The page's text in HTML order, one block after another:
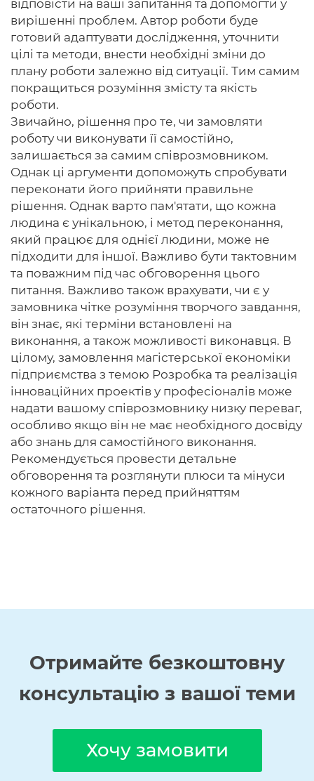
відповісти на ваші запитання та допомогти у
вирішенні проблем. Автор роботи буде
готовий адаптувати дослідження, уточнити
цілі та методи, внести необхідні зміни до
плану роботи залежно від ситуації. Тим самим
покращиться розуміння змісту та якість
роботи.
Звичайно, рішення про те, чи замовляти
роботу чи виконувати її самостійно,
залишається за самим співрозмовником.
Однак ці аргументи допоможуть спробувати
переконати його прийняти правильне
рішення. Однак варто пам'ятати, що кожна
людина є унікальною, і метод переконання,
який працює для однієї людини, може не
підходити для іншої. Важливо бути тактовним
та поважним під час обговорення цього
питання. Важливо також врахувати, чи є у
замовника чітке розуміння творчого завдання,
він знає, які терміни встановлені на
виконання, а також можливості виконавця. В
цілому, замовлення магістерської економіки
підприємства з темою Розробка та реалізація
інноваційних проектів у професіоналів може
надати вашому співрозмовнику низку переваг,
особливо якщо він не має необхідного досвіду
або знань для самостійного виконання.
Рекомендується провести детальне
обговорення та розглянути плюси та мінуси
кожного варіанта перед прийняттям
остаточного рішення.
Отримайте безкоштовну
консультацію з вашої теми
Хочу замовити